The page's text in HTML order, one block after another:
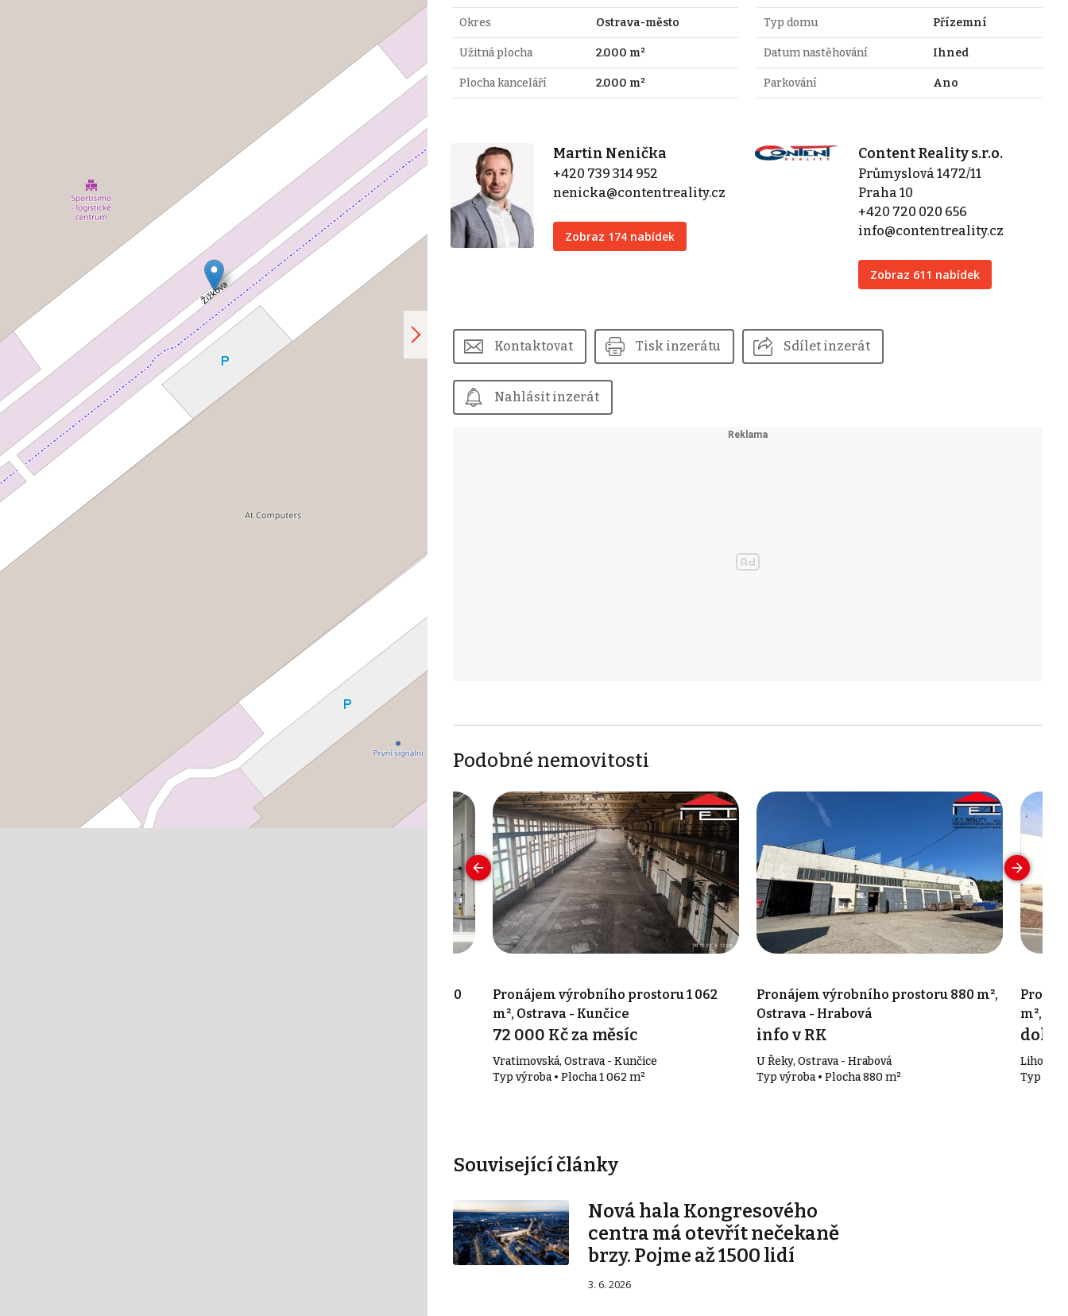
Okres Ostrava-město
Užitná plocha 2.000 m²
Plocha kanceláří 2.000 m²
Typ domu Přízemní
Datum nastěhování Ihned
Parkování Ano
Martin Nenička
+420 739 314 952
nenicka@contentreality.cz
Zobraz 174 nabídek
Content Reality s.r.o.
Průmyslová 1472/11
Praha 10
+420 720 020 656
info@contentreality.cz
Zobraz 611 nabídek
Kontaktovat Tisk inzerátu Sdílet inzerát
Nahlásit inzerát
Podobné nemovitosti
Pronájem výrobního prostoru 15 000
Pronájem výrobního prostoru 1 062
m², Ostrava - Kunčice
72 000 Kč za měsíc
Vratimovská, Ostrava - Kunčice
Typ výroba • Plocha 1 062 m²
Pronájem výrobního prostoru 880 m²,
Ostrava - Hrabová
info v RK
U Řeky, Ostrava - Hrabová
Typ výroba • Plocha 880 m²
m²,
Typ
Související články
Nová hala Kongresového
centra má otevřít nečekaně
brzy. Pojme až 1500 lidí
3. 6. 2026